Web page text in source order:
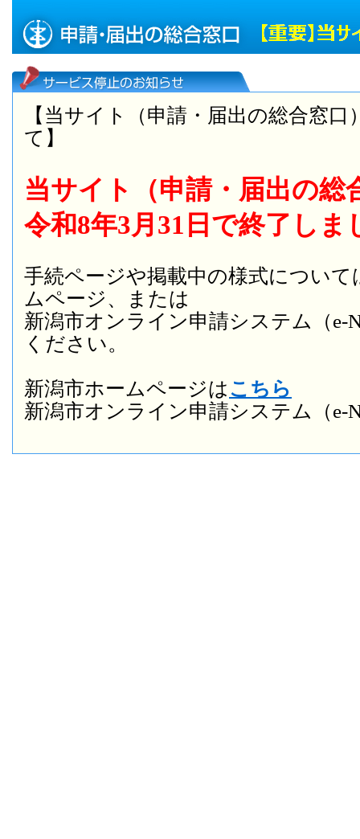
【当サイト（申請・届出の総合窓
て】
当サイト（申請・届出の総
令和8年3月31日で終了しま
手続ページや掲載中の様式について
ムページ、または
新潟市オンライン申請システム（e-
ください。
新潟市ホームページは こちら
新潟市オンライン申請システム（e-